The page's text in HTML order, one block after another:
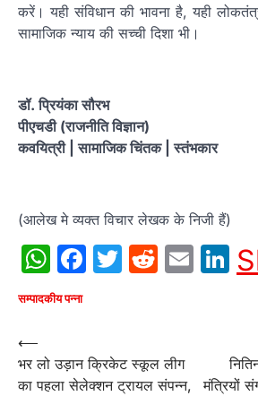
करें। यही संविधान की भावना है, यही
सामाजिक न्याय की सच्ची दिशा भी।
डॉ. प्रियंका सौरभ
पीएचडी (राजनीति विज्ञान)
कवयित्री | सामाजिक चिंतक | स्तंभकार
(आलेख मे व्यक्त विचार लेखक के निजी हैं)
WhatsApp
Facebook
Twitter
Reddit
सम्पादकीय पन्ना
Post
navigation
⟵
भर लो उड़ान क्रिकेट स्कूल लीग
का पहला सेलेक्शन ट्रायल संपन्न,
मंत्रियों